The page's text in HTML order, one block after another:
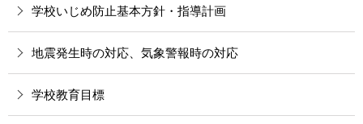
学校いじめ防止基本方針・指導計画
地震発生時の対応、気象警報時の対応
学校教育目標